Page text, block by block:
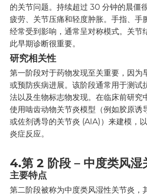
的关节问题。持续超过 30 分钟的晨僵
疲劳、关节压痛和轻度肿胀。手指、手
经常受到影响，通常呈对称模式。关节
此早期诊断很重要。
研究相关性
第一阶段对于药物发现至关重要，因为
或预防疾病进展。该阶段通常用于测试
法以及生物标志物发现。在临床前研究
使用啮齿动物关节炎模型（例如胶原诱
或佐剂诱导的关节炎 (AIA)）来建模，
炎症反应。
4.第 2 阶段 – 中度类风湿
主要特点
第二阶段被称为中度类风湿性关节炎，